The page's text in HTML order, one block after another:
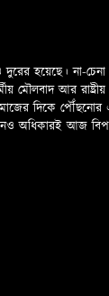
হয়েছে। না-চেনা
মৌলবাদ আর রাষ্ট্রীয়
দিকে
অধিকারই আজ